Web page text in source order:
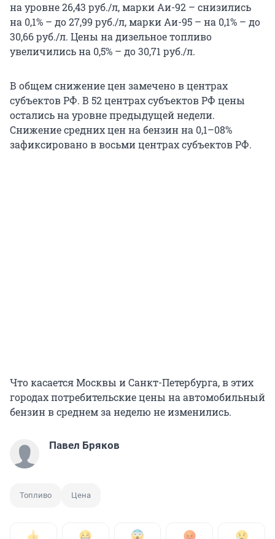
на уровне 26,43 руб./л, марки Аи-92 – снизились
на 0,1% – до 27,99 руб./л, марки Аи-95 – на 0,1% – до
30,66 руб./л. Цены на дизельное топливо
увеличились на 0,5% – до 30,71 руб./л.
В общем снижение цен замечено в центрах
субъектов РФ. В 52 центрах субъектов РФ цены
остались на уровне предыдущей недели.
Снижение средних цен на бензин на 0,1–08%
зафиксировано в восьми центрах субъектов РФ.
Что касается Москвы и Санкт-Петербурга, в этих
городах потребительские цены на автомобильный
бензин в среднем за неделю не изменились.
Павел Бряков
Топливо Цена